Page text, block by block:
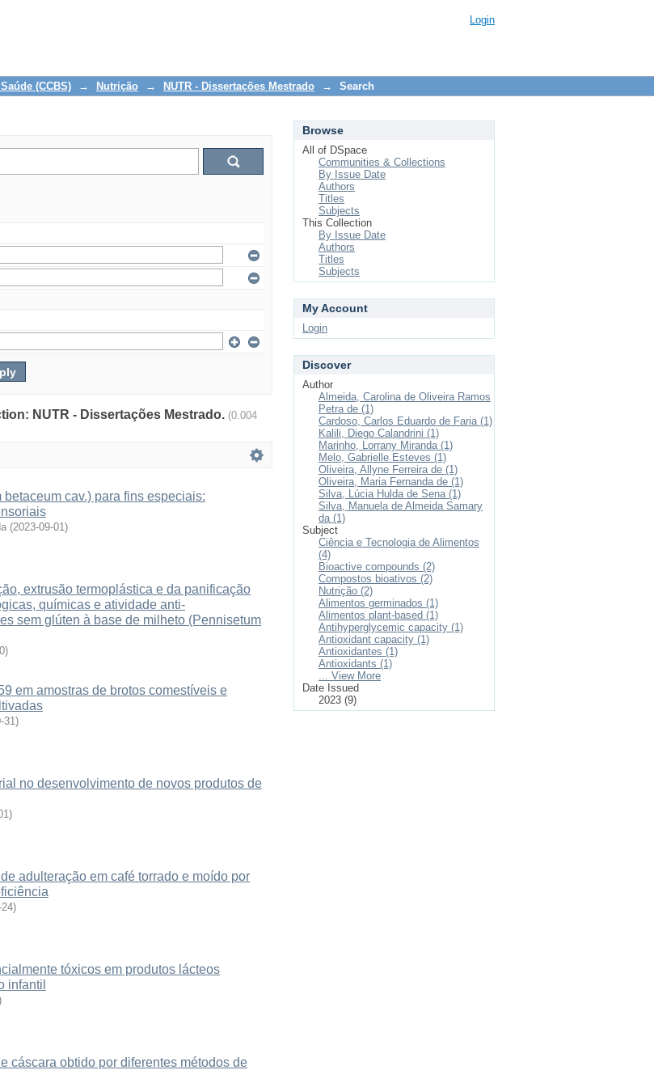
Login
(CCBS) → Nutrição → NUTR - Dissertações Mestrado → Search
NUTR - Dissertações Mestrado. (0.004
cav.) para fins especiais:
(2023-09-01)
extrusão termoplástica e da panificação
químicas e atividade anti-
sem glúten à base de milheto (Pennisetum
)
em amostras de brotos comestíveis e
31)
no desenvolvimento de novos produtos de
)
adulteração em café torrado e moído por
)
tóxicos em produtos lácteos
infantil
cáscara obtido por diferentes métodos de
Browse
All of DSpace
Communities & Collections
By Issue Date
Authors
Titles
Subjects
This Collection
By Issue Date
Authors
Titles
Subjects
My Account
Login
Discover
Author
Almeida, Carolina de Oliveira Ramos
Petra de (1)
Cardoso, Carlos Eduardo de Faria (1)
Kalili, Diego Calandrini (1)
Marinho, Lorrany Miranda (1)
Melo, Gabrielle Esteves (1)
Oliveira, Allyne Ferreira de (1)
Oliveira, Maria Fernanda de (1)
Silva, Lúcia Hulda de Sena (1)
Silva, Manuela de Almeida Samary
da (1)
Subject
Ciência e Tecnologia de Alimentos
(4)
Bioactive compounds (2)
Compostos bioativos (2)
Nutrição (2)
Alimentos germinados (1)
Alimentos plant-based (1)
Antihyperglycemic capacity (1)
Antioxidant capacity (1)
Antioxidantes (1)
Antioxidants (1)
... View More
Date Issued
2023 (9)